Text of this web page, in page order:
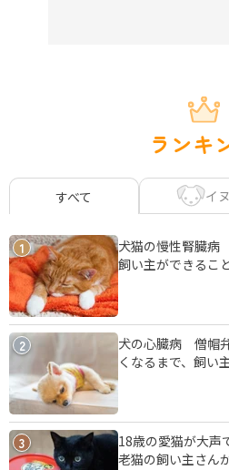
ランキ
すべて イヌ
1
犬猫の慢性腎臓病
飼い主ができるこ
2
犬の心臓病 僧帽
くなるまで、飼い
3
18歳の愛猫が大声
老猫の飼い主さん